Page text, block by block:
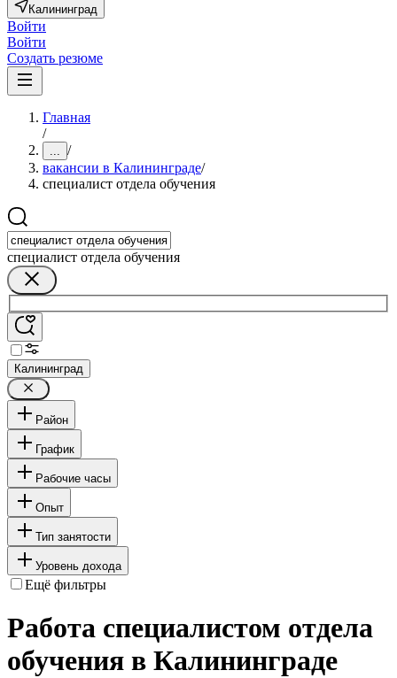
Калининград
Войти
Войти
Создать резюме
Главная
/
... /
вакансии в Калининграде/
специалист отдела обучения
специалист отдела обучения
Калининград
Район
График
Рабочие часы
Опыт
Тип занятости
Уровень дохода
Ещё фильтры
Работа специалистом отдела
обучения в Калининграде